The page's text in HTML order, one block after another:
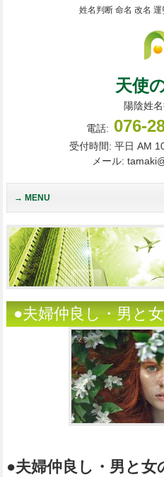
姓名判断 命名 改名
天使
陽陰姓
電話: 076-
受付時間: 平日 AM
メール:
MENU
●夫婦仲良し・男と
●夫婦仲良し・男と女